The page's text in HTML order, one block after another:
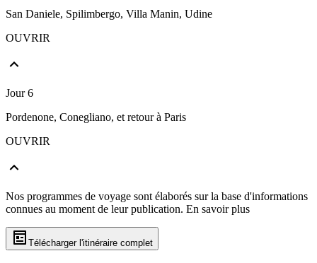
San Daniele, Spilimbergo, Villa Manin, Udine
OUVRIR
Jour 6
Pordenone, Conegliano, et retour à Paris
OUVRIR
Nos programmes de voyage sont élaborés sur la base d'informations
connues au moment de leur publication. En savoir plus
Télécharger l'itinéraire complet